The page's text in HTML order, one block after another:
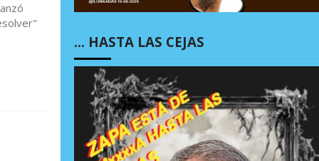
… HASTA LAS CEJAS